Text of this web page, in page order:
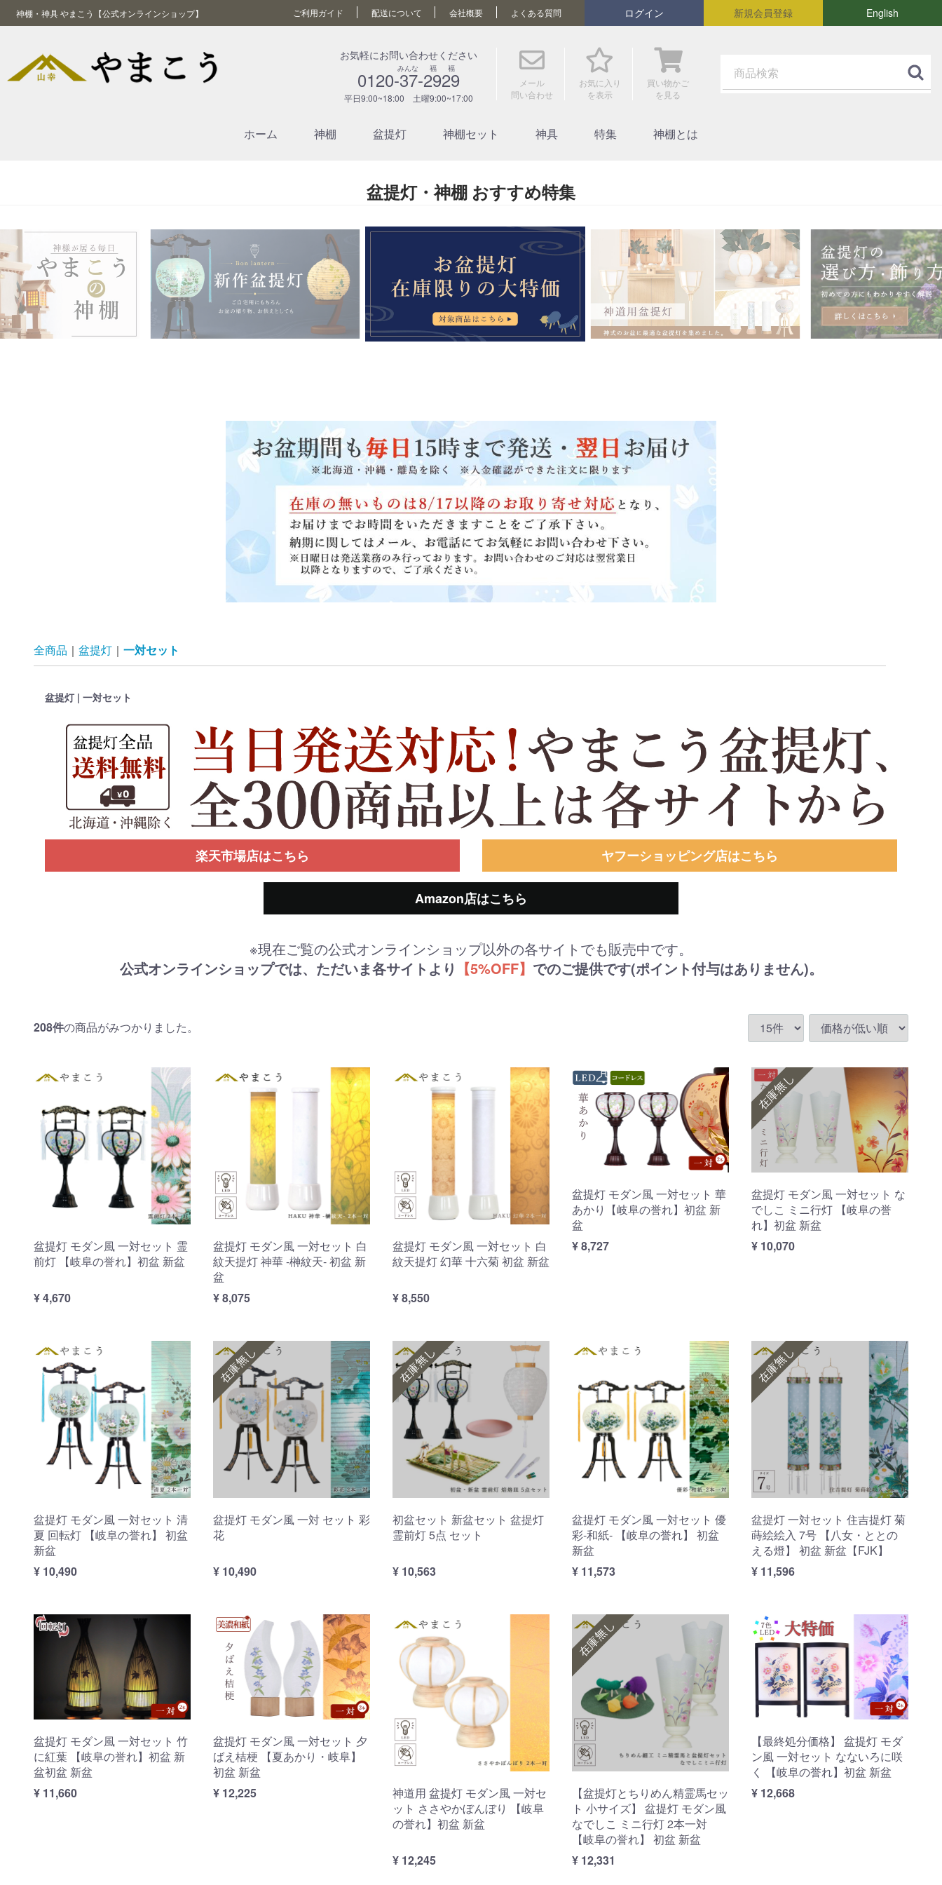
神棚・神具 やまこう【公式オンラインショップ】 English
新規会員登録
ログイン
ご利用ガイド 配送について 会社概要 よくある質問
メール
問い合わせ
お気に入り
を表示
買い物かご
を見る
お気軽にお問い合わせください
みんな 福 福
0120-37-2929
平日9:00~18:00 土曜9:00~17:00
ホーム 神棚 盆提灯 神棚セット 神具 特集 神棚とは
盆提灯・神棚 おすすめ特集
全商品 盆提灯 一対セット
盆提灯 | 一対セット
楽天市場店はこちら ヤフーショッピング店はこちら
Amazon店はこちら
※現在ご覧の公式オンラインショップ以外の各サイトでも販売中です。
公式オンラインショップでは、ただいま各サイトより 【5%OFF】 でのご提供です(ポイント付与はありません)。
208件の商品がみつかりました。
盆提灯 モダン風 一対セット 霊
前灯 【岐阜の誉れ】初盆 新盆
¥ 4,670
盆提灯 モダン風 一対セット 白
紋天提灯 神華 -榊紋天- 初盆 新
盆
¥ 8,075
盆提灯 モダン風 一対セット 白
紋天提灯 幻華 十六菊 初盆 新盆
¥ 8,550
盆提灯 モダン風 一対セット 華
あかり【岐阜の誉れ】初盆 新
盆
¥ 8,727
在庫無し
盆提灯 モダン風 一対セット な
でしこ ミニ行灯 【岐阜の誉
れ】初盆 新盆
¥ 10,070
盆提灯 モダン風 一対セット 清
夏 回転灯 【岐阜の誉れ】 初盆
新盆
¥ 10,490
在庫無し
盆提灯 モダン風 一対 セット 彩
花
¥ 10,490
在庫無し
初盆セット 新盆セット 盆提灯
霊前灯 5点 セット
¥ 10,563
盆提灯 モダン風 一対セット 優
彩-和紙- 【岐阜の誉れ】 初盆
新盆
¥ 11,573
在庫無し
盆提灯 一対セット 住吉提灯 菊
蒔絵絵入 7号 【八女・ととの
える燈】 初盆 新盆【FJK】
¥ 11,596
盆提灯 モダン風 一対セット 竹
に紅葉 【岐阜の誉れ】初盆 新
盆初盆 新盆
¥ 11,660
盆提灯 モダン風 一対セット 夕
ばえ桔梗 【夏あかり・岐阜】
初盆 新盆
¥ 12,225
神道用 盆提灯 モダン風 一対セ
ット ささやかぼんぼり 【岐阜
の誉れ】初盆 新盆
¥ 12,245
在庫無し
【盆提灯とちりめん精霊馬セッ
ト 小サイズ】 盆提灯 モダン風
なでしこ ミニ行灯 2本一対
【岐阜の誉れ】 初盆 新盆
¥ 12,331
【最終処分価格】 盆提灯 モダ
ン風 一対セット なないろに咲
く 【岐阜の誉れ】初盆 新盆
¥ 12,668